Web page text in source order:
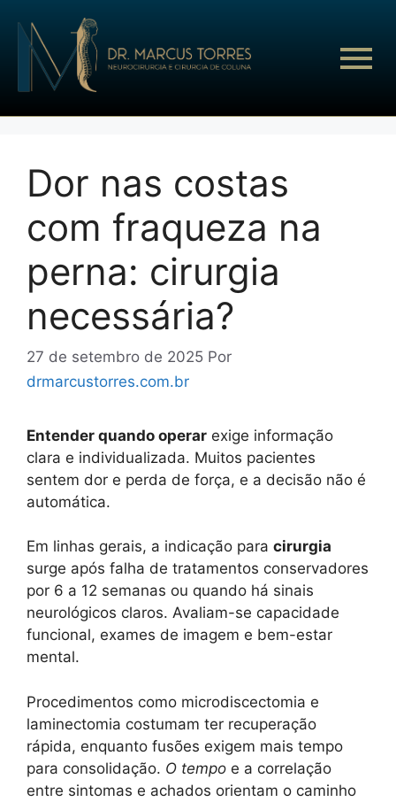
Dor nas costas
com fraqueza na
perna: cirurgia
necessária?
27 de setembro de 2025 Por
drmarcustorres.com.br
Entender quando operar exige informação
clara e individualizada. Muitos pacientes
sentem dor e perda de força, e a decisão não é
automática.
Em linhas gerais, a indicação para cirurgia
surge após falha de tratamentos conservadores
por 6 a 12 semanas ou quando há sinais
neurológicos claros. Avaliam-se capacidade
funcional, exames de imagem e bem-estar
mental.
Procedimentos como microdiscectomia e
laminectomia costumam ter recuperação
rápida, enquanto fusões exigem mais tempo
para consolidação. O tempo e a correlação
entre sintomas e achados orientam o caminho